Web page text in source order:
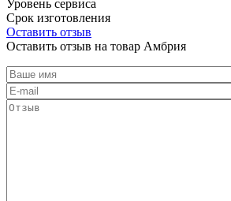
Уровень сервиса
Срок изготовления
Оставить отзыв
Оставить отзыв на товар Амбрия